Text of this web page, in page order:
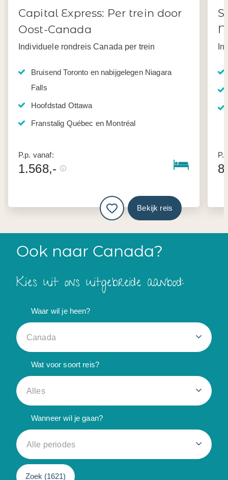
Capital Express: Per trein door
Oost-Canada
Individuele rondreis Canada per trein
Bruisend Toronto en nabijgelegen Niagara
Falls
Hoofdstad Ottawa
Franstalig Québec en Montréal
P.p. vanaf:
1.568,-
Bekijk reis
Ook naar Canada?
Kies uit ons uitgebreide aanbod:
Waar wil je heen?
Canada
Wat voor soort reis?
Alles
Wanneer wil je gaan?
Alle periodes
Zoek (1621)